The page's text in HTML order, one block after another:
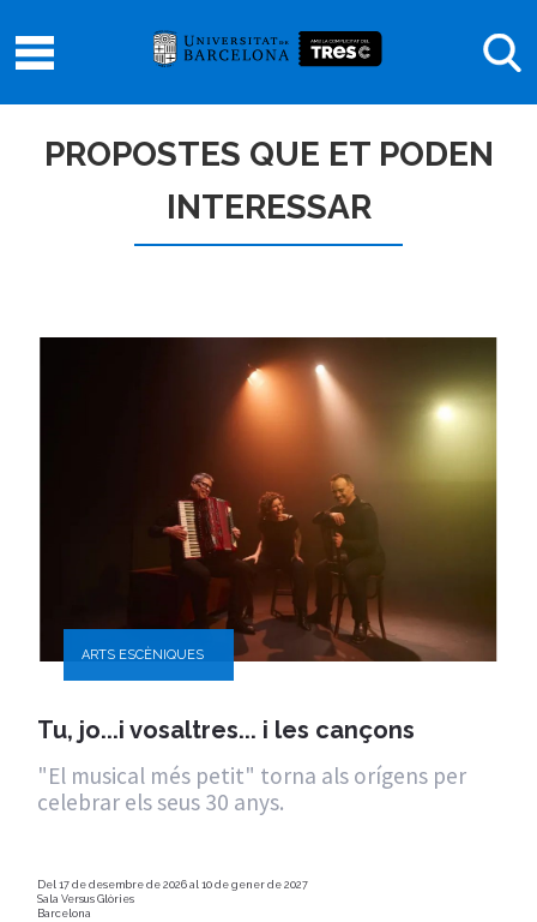
PROPOSTES QUE ET PODEN
INTERESSAR
ARTS ESCÈNIQUES
Tu, jo...i vosaltres... i les cançons
"El musical més petit" torna als orígens per
celebrar els seus 30 anys.
Del 17 de desembre de 2026 al 10 de gener de 2027
Sala Versus Glòries
Barcelona